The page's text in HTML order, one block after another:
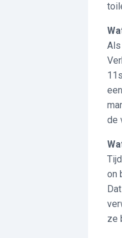
een
de
on
ze